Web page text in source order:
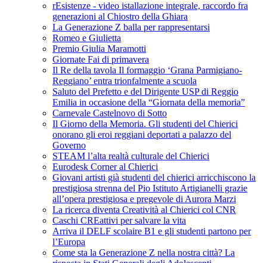
rEsistenze - video istallazione integrale, raccordo fra
generazioni al Chiostro della Ghiara
La Generazione Z balla per rappresentarsi
Romeo e Giulietta
Premio Giulia Maramotti
Giornate Fai di primavera
Il Re della tavola Il formaggio ‘Grana Parmigiano-
Reggiano’ entra trionfalmente a scuola
Saluto del Prefetto e del Dirigente USP di Reggio
Emilia in occasione della “Giornata della memoria”
Carnevale Castelnovo di Sotto
Il Giorno della Memoria. Gli studenti del Chierici
onorano gli eroi reggiani deportati a palazzo del
Governo
STEAM l’alta realtà culturale del Chierici
Eurodesk Corner al Chierici
Giovani artisti già studenti del chierici arricchiscono la
prestigiosa strenna del Pio Istituto Artigianelli grazie
all’opera prestigiosa e pregevole di Aurora Marzi
La ricerca diventa Creatività al Chierici col CNR
Caschi CREattivi per salvare la vita
Arriva il DELF scolaire B1 e gli studenti partono per
l’Europa
Come sta la Generazione Z nella nostra città? La